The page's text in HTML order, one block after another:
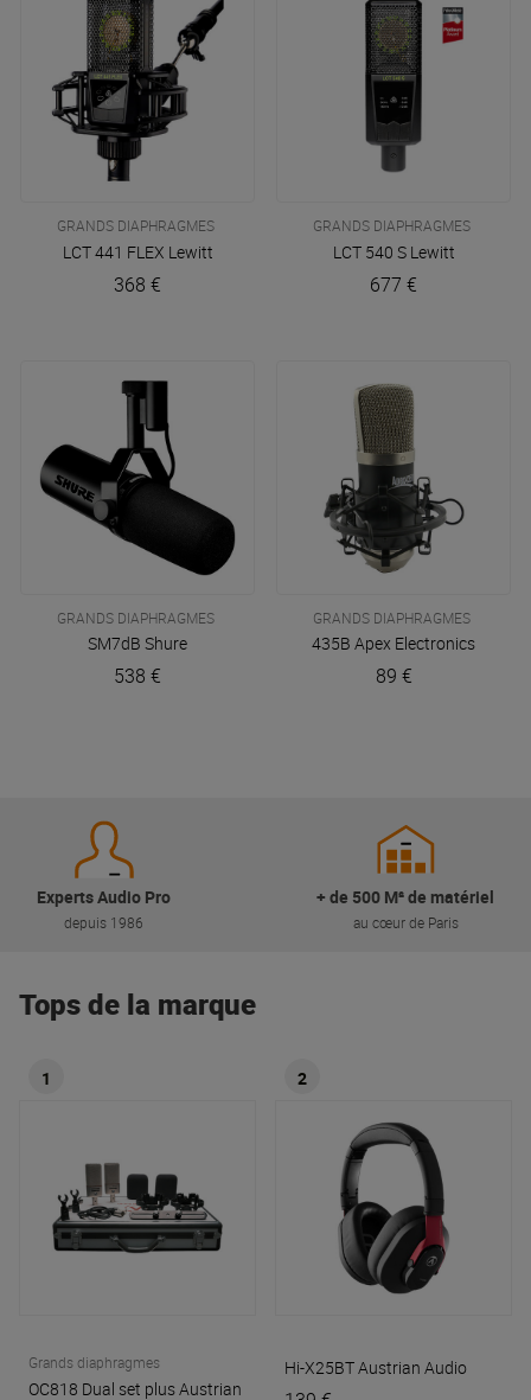
GRANDS DIAPHRAGMES
LCT 441 FLEX Lewitt
368 €
GRANDS DIAPHRAGMES
LCT 540 S Lewitt
677 €
GRANDS DIAPHRAGMES
SM7dB Shure
538 €
GRANDS DIAPHRAGMES
435B Apex Electronics
89 €
Experts Audio Pro
depuis 1986
+ de 500 M² de matériel
au cœur de Paris
Tops de la marque
1
Grands diaphragmes
OC818 Dual set plusAustrian
2
Hi-X25BTAustrian Audio